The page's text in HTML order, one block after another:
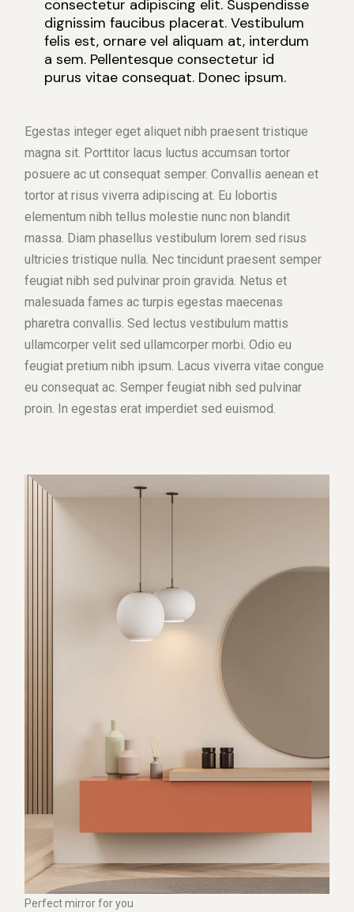
consectetur adipiscing elit. Suspendisse
dignissim faucibus placerat. Vestibulum
felis est, ornare vel aliquam at, interdum
a sem. Pellentesque consectetur id
purus vitae consequat. Donec ipsum.
Egestas integer eget aliquet nibh praesent tristique
magna sit. Porttitor lacus luctus accumsan tortor
posuere ac ut consequat semper. Convallis aenean et
tortor at risus viverra adipiscing at. Eu lobortis
elementum nibh tellus molestie nunc non blandit
massa. Diam phasellus vestibulum lorem sed risus
ultricies tristique nulla. Nec tincidunt praesent semper
feugiat nibh sed pulvinar proin gravida. Netus et
malesuada fames ac turpis egestas maecenas
pharetra convallis. Sed lectus vestibulum mattis
ullamcorper velit sed ullamcorper morbi. Odio eu
feugiat pretium nibh ipsum. Lacus viverra vitae congue
eu consequat ac. Semper feugiat nibh sed pulvinar
proin. In egestas erat imperdiet sed euismod.
Perfect mirror for you